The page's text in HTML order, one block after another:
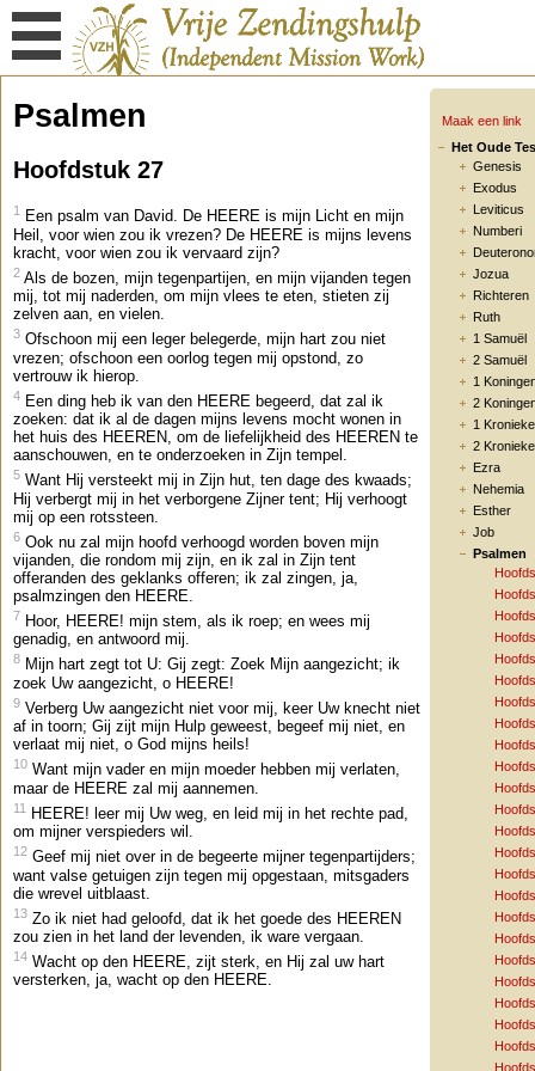
Maak een link
Het Oude
Genesis
Exodus
Leviticus
Numberi
Jozua
Richteren
Ruth
1 Samuël
2 Samuël
1
2
1
2
Ezra
Nehemia
Esther
Job
Psalmen
Psalmen
Hoofdstuk 27
1
Een psalm van David. De HEERE is mijn Licht en mijn
Heil, voor wien zou ik vrezen? De HEERE is mijns levens
kracht, voor wien zou ik vervaard zijn?
2 Als de bozen, mijn tegenpartijen, en mijn vijanden tegen
mij, tot mij naderden, om mijn vlees te eten, stieten zij
zelven aan, en vielen.
3 Ofschoon mij een leger belegerde, mijn hart zou niet
vrezen; ofschoon een oorlog tegen mij opstond, zo
vertrouw ik hierop.
4 Een ding heb ik van den HEERE begeerd, dat zal ik
zoeken: dat ik al de dagen mijns levens mocht wonen in
het huis des HEEREN, om de liefelijkheid des HEEREN te
aanschouwen, en te onderzoeken in Zijn tempel.
5 Want Hij versteekt mij in Zijn hut, ten dage des kwaads;
Hij verbergt mij in het verborgene Zijner tent; Hij verhoogt
mij op een rotssteen.
6 Ook nu zal mijn hoofd verhoogd worden boven mijn
vijanden, die rondom mij zijn, en ik zal in Zijn tent
offeranden des geklanks offeren; ik zal zingen, ja,
psalmzingen den HEERE.
7 Hoor, HEERE! mijn stem, als ik roep; en wees mij
genadig, en antwoord mij.
8 Mijn hart zegt tot U: Gij zegt: Zoek Mijn aangezicht; ik
zoek Uw aangezicht, o HEERE!
9 Verberg Uw aangezicht niet voor mij, keer Uw knecht niet
af in toorn; Gij zijt mijn Hulp geweest, begeef mij niet, en
verlaat mij niet, o God mijns heils!
10 Want mijn vader en mijn moeder hebben mij verlaten,
maar de HEERE zal mij aannemen.
11
HEERE! leer mij Uw weg, en leid mij in het rechte pad,
om mijner verspieders wil.
12 Geef mij niet over in de begeerte mijner tegenpartijders;
want valse getuigen zijn tegen mij opgestaan, mitsgaders
die wrevel uitblaast.
13 Zo ik niet had geloofd, dat ik het goede des HEEREN
zou zien in het land der levenden, ik ware vergaan.
14 Wacht op den HEERE, zijt sterk, en Hij zal uw hart
versterken, ja, wacht op den HEERE.